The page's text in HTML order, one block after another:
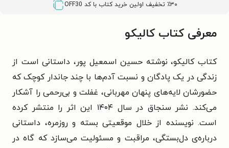
٪۳۰ تخفیف اولین خرید کتاب با کد OFF30
معرفی کتاب کالیکو
کتاب کالیکو، نوشته حسین اسمعیل پور، داستانی است از
زندگی در یک پادگان و نسبت آدم‌ها با چند جاندار کوچک که
حضورشان لایه‌های پنهان مهربانی، غفلت و بی‌رحمی را آشکار
می‌کند. نشر سنجاق در سال ۱۴۰۴ این اثر را منتشر کرده
است. نویسنده از خلال موقعیتی بسته و روزمره، داستانی
درباره‌ی دل‌بستگی، مراقبت و مسئولیت می‌سازد که گاه در